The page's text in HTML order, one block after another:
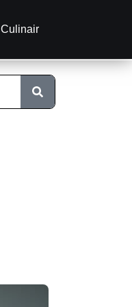
Culinair